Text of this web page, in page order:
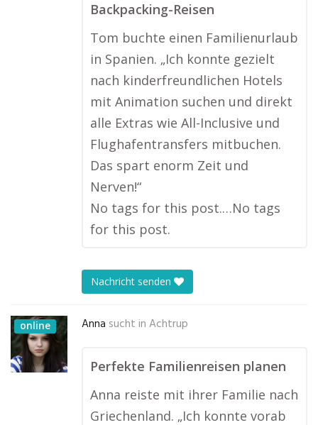
Backpacking-Reisen
Tom buchte einen Familienurlaub
in Spanien. „Ich konnte gezielt
nach kinderfreundlichen Hotels
mit Animation suchen und direkt
alle Extras wie All-Inclusive und
Flughafentransfers mitbuchen.
Das spart enorm Zeit und
Nerven!“
No tags for this post.…No tags
for this post.
Nachricht senden
online Anna sucht in Achtrup
Perfekte Familienreisen planen
Anna reiste mit ihrer Familie nach
Griechenland. „Ich konnte vorab